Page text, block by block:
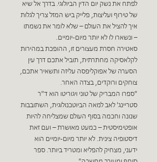
לפתח את נשק יום הדין הביולוגי. בדרך אל שיא
של טירוף ועליצות, פלייק ביש המזל צריך לגלות
איך להציל את העולם – שלא לומר את נשמתו
– ונשארו לו לא יותר מיום-יומיים.
סאטירה חסרת מעצורים זו, ההופכת במהירות
לקלאסיקה מחתרתית, תוביל אתכם דרך עין
הסערה של אפוקליפסה עליזה ותשאיר אתכם,
צוחקים ורוקדים, בצדה האחר.
"ספרו המבריק של טוני ויגוריטו הוא ד"ר
סטריינג' לאב למאה הביוטכנולוגית, השתובבות
שנונה וחכמה בסוף העולם שמצליחה להיות
אופטימיסטית – כמעט מאושרת – ועם זאת
דיסטופיה צינית. לא יותר מיום-יומיים הוא
ידעני, מצחיק להפליא ומטריד ביותר. ספר